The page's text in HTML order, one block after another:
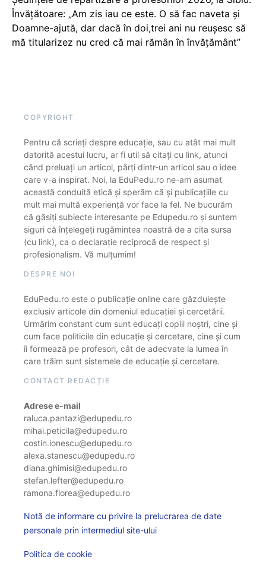
Învățătoare: „Am zis iau ce este. O să fac naveta și
Doamne-ajută, dar dacă în doi,trei ani nu reușesc să
mă titularizez nu cred că mai rămân în învățământ”
COPYRIGHT
Pentru că scrieți despre educație, sau cu atât mai mult
datorită acestui lucru, ar fi util să citați cu link, atunci
când preluați un articol, părți dintr-un articol sau o idee
care v-a inspirat. Noi, la EduPedu.ro ne-am asumat
această conduită etică și sperăm că și publicațiile cu
mult mai multă experiență vor face la fel. Ne bucurăm
că găsiți subiecte interesante pe Edupedu.ro și suntem
siguri că înțelegeți rugămintea noastră de a cita sursa
(cu link), ca o declarație reciprocă de respect și
profesionalism. Vă mulțumim!
DESPRE NOI
EduPedu.ro este o publicație online care găzduiește
exclusiv articole din domeniul educației și cercetării.
Urmărim constant cum sunt educați copiii noștri, cine și
cum face politicile din educație și cercetare, cine și cum
îi formează pe profesori, cât de adecvate la lumea în
care trăim sunt sistemele de educație și cercetare.
CONTACT REDACȚIE
Adrese e-mail
raluca.pantazi@edupedu.ro
mihai.peticila@edupedu.ro
costin.ionescu@edupedu.ro
alexa.stanescu@edupedu.ro
diana.ghimisi@edupedu.ro
stefan.lefter@edupedu.ro
ramona.florea@edupedu.ro
Notă de informare cu privire la prelucrarea de date
personale prin intermediul site-ului
Politica de cookie